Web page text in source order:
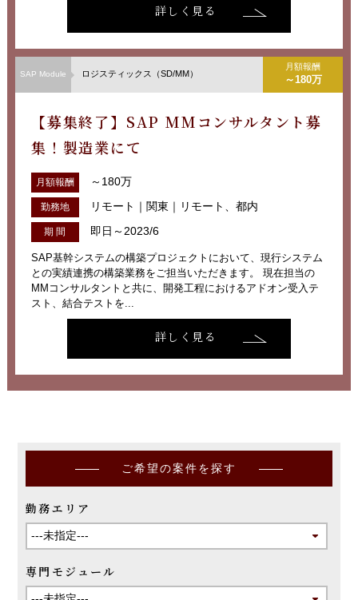
詳しく見る
SAP Module ロジスティックス（SD/MM）
月額報酬
～180万
【募集終了】SAP MMコンサルタント募
集！製造業にて
月額報酬 ～180万
勤務地 リモート｜関東｜リモート、都内
期 間 即日～2023/6
SAP基幹システムの構築プロジェクトにおいて、現行システム
との実績連携の構築業務をご担当いただきます。 現在担当の
MMコンサルタントと共に、開発工程におけるアドオン受入テ
スト、結合テストを...
詳しく見る
ご希望の案件を探す
勤務エリア
専門モジュール